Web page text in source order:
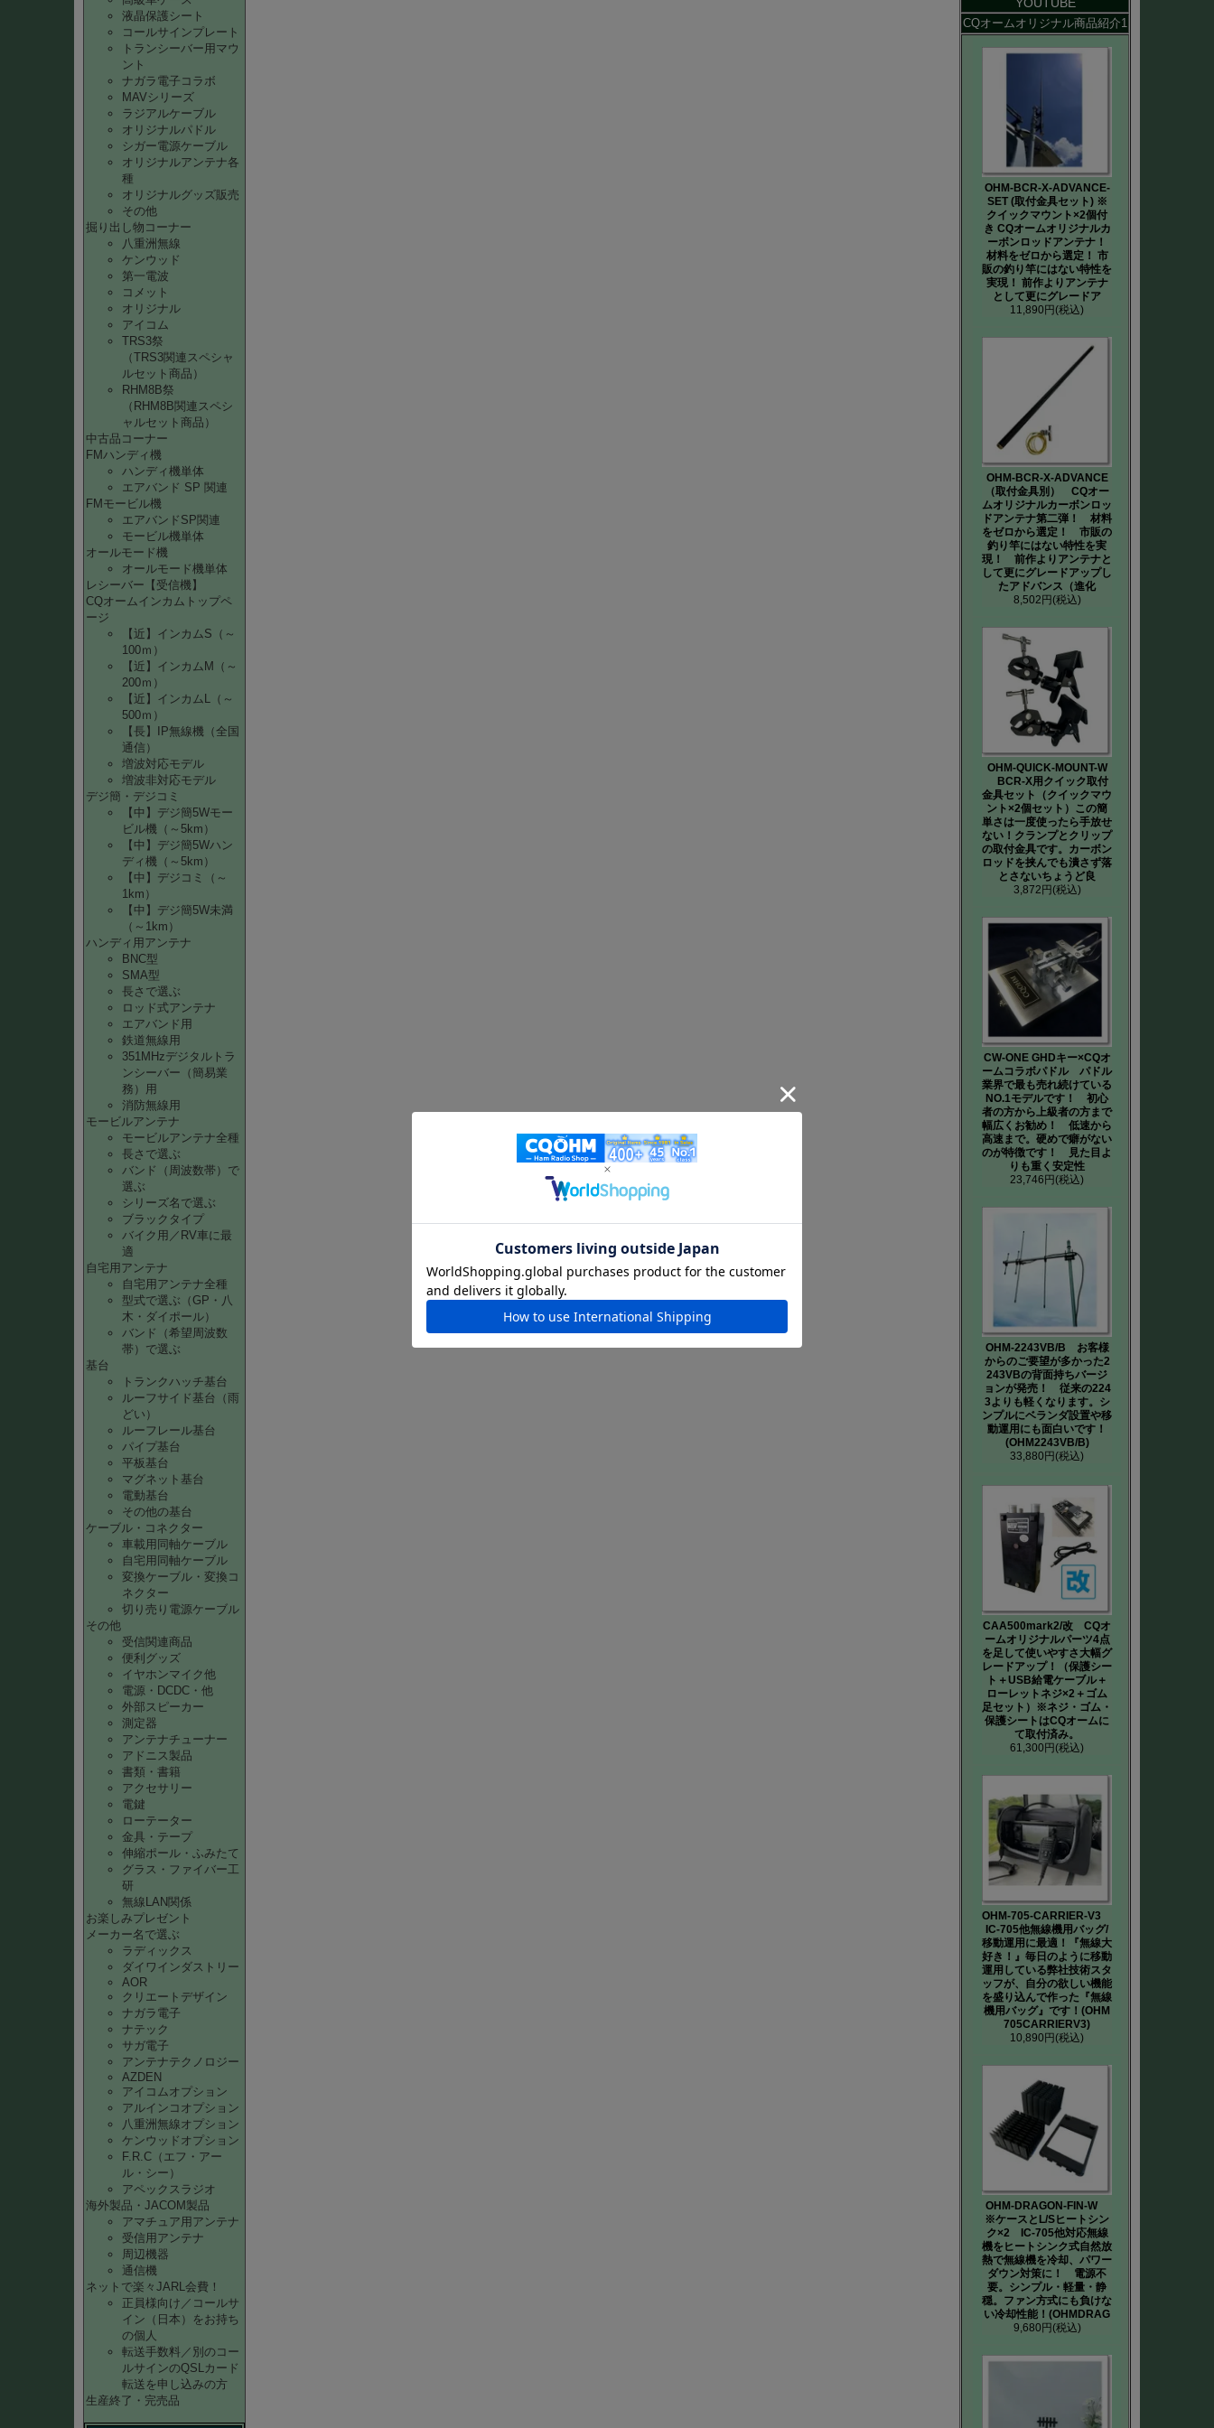
液晶保護シート
コールサインプレート
トランシーバー用マウ
ント
ナガラ電子コラボ
MAVシリーズ
ラジアルケーブル
オリジナルパドル
シガー電源ケーブル
オリジナルアンテナ各
種
オリジナルグッズ販売
その他
掘り出し物コーナー
八重洲無線
ケンウッド
第一電波
コメット
オリジナル
アイコム
TRS3祭
（TRS3関連スペシャ
ルセット商品）
RHM8B祭
（RHM8B関連スペシ
ャルセット商品）
中古品コーナー
FMハンディ機
ハンディ機単体
エアバンド SP 関連
FMモービル機
エアバンドSP関連
モービル機単体
オールモード機
オールモード機単体
レシーバー【受信機】
CQオームインカムトップペ
ージ
【近】インカムS（～
100ｍ）
【近】インカムM（～
200ｍ）
【近】インカムL（～
500ｍ）
【長】IP無線機（全国
通信）
増波対応モデル
増波非対応モデル
デジ簡・デジコミ
【中】デジ簡5Wモー
ビル機（～5km）
【中】デジ簡5Wハン
ディ機（～5km）
【中】デジコミ（～
1km）
【中】デジ簡5W未満
（～1km）
ハンディ用アンテナ
BNC型
SMA型
長さで選ぶ
ロッド式アンテナ
エアバンド用
鉄道無線用
351MHzデジタルトラ
ンシーバー（簡易業
務）用
消防無線用
モービルアンテナ
モービルアンテナ全種
長さで選ぶ
バンド（周波数帯）で
選ぶ
シリーズ名で選ぶ
ブラックタイプ
バイク用／RV車に最
適
自宅用アンテナ
自宅用アンテナ全種
型式で選ぶ（GP・八
木・ダイポール）
バンド（希望周波数
帯）で選ぶ
基台
トランクハッチ基台
ルーフサイド基台（雨
どい）
ルーフレール基台
パイプ基台
平板基台
マグネット基台
電動基台
その他の基台
ケーブル・コネクター
車載用同軸ケーブル
自宅用同軸ケーブル
変換ケーブル・変換コ
ネクター
切り売り電源ケーブル
その他
受信関連商品
便利グッズ
イヤホンマイク他
電源・DCDC・他
外部スピーカー
測定器
アンテナチューナー
アドニス製品
書類・書籍
アクセサリー
電鍵
ローテーター
金具・テープ
伸縮ポール・ふみたて
グラス・ファイバー工
研
無線LAN関係
お楽しみプレゼント
メーカー名で選ぶ
ラディックス
ダイワインダストリー
AOR
クリエートデザイン
ナガラ電子
ナテック
サガ電子
アンテナテクノロジー
AZDEN
アイコムオプション
アルインコオプション
八重洲無線オプション
ケンウッドオプション
F.R.C（エフ・アー
ル・シー）
アペックスラジオ
海外製品・JACOM製品
アマチュア用アンテナ
受信用アンテナ
周辺機器
通信機
ネットで楽々JARL会費！
正員様向け／コールサ
イン（日本）をお持ち
の個人
転送手数料／別のコー
ルサインのQSLカード
転送を申し込みの方
生産終了・完売品
CQオームオリジナル商品紹介1
OHM-BCR-X-ADVANCE-
SET (取付金具セット) ※
クイックマウント×2個付
き CQオームオリジナルカ
ーボンロッドアンテナ！
材料をゼロから選定！ 市
販の釣り竿にはない特性を
実現！ 前作よりアンテナ
として更にグレードア
11,890円(税込)
OHM-BCR-X-ADVANCE
（取付金具別） CQオー
ムオリジナルカーボンロッ
ドアンテナ第二弾！ 材料
をゼロから選定！ 市販の
釣り竿にはない特性を実
現！ 前作よりアンテナと
して更にグレードアップし
たアドバンス（進化
8,502円(税込)
OHM-QUICK-MOUNT-W
BCR-X用クイック取付
金具セット（クイックマウ
ント×2個セット）この簡
単さは一度使ったら手放せ
ない！クランプとクリップ
の取付金具です。カーボン
ロッドを挟んでも潰さず落
とさないちょうど良
3,872円(税込)
CW-ONE GHDキー×CQオ
ームコラボパドル パドル
業界で最も売れ続けている
NO.1モデルです！ 初心
者の方から上級者の方まで
幅広くお勧め！ 低速から
高速まで。硬めで癖がない
のが特徴です！ 見た目よ
りも重く安定性
23,746円(税込)
OHM-2243VB/B お客様
からのご要望が多かった2
243VBの背面持ちバージ
ョンが発売！ 従来の224
3よりも軽くなります。シ
ンプルにベランダ設置や移
動運用にも面白いです！
(OHM2243VB/B)
33,880円(税込)
CAA500mark2/改 CQオ
ームオリジナルパーツ4点
を足して使いやすさ大幅グ
レードアップ！（保護シー
ト＋USB給電ケーブル＋
ローレットネジ×2＋ゴム
足セット）※ネジ・ゴム・
保護シートはCQオームに
て取付済み。
61,300円(税込)
OHM-705-CARRIER-V3
IC-705他無線機用バッグ/
移動運用に最適！『無線大
好き！』毎日のように移動
運用している弊社技術スタ
ッフが、自分の欲しい機能
を盛り込んで作った『無線
機用バッグ』です！(OHM
705CARRIERV3)
10,890円(税込)
OHM-DRAGON-FIN-W
※ケースとL/Sヒートシン
ク×2 IC-705他対応無線
機をヒートシンク式自然放
熱で無線機を冷却、パワー
ダウン対策に！ 電源不
要。シンプル・軽量・静
穏。ファン方式にも負けな
い冷却性能！(OHMDRAG
9,680円(税込)